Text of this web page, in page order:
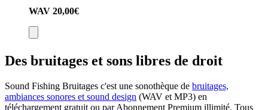
WAV 20,00€
Des bruitages et sons libres de droit
Sound Fishing Bruitages c'est une sonothèque de bruitages,
ambiances sonores et sound design (WAV et MP3) en
téléchargement gratuit ou par Abonnement Premium illimité. Tous